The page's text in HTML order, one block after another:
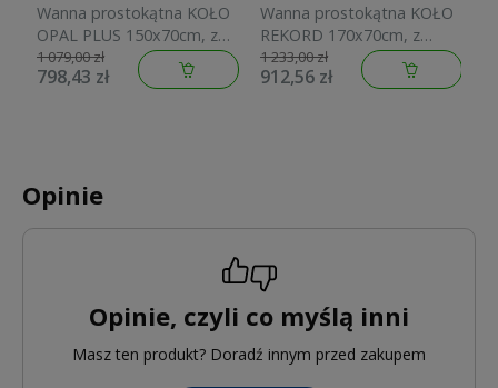
Wanna prostokątna KOŁO
OPAL PLUS 150x70cm, z
powłoką AntiSlide, biała
XWP1250101
1 079,00 zł
798,43 zł
Wanna prostokątna KOŁO
REKORD 170x70cm, z
powłoką AntiSlide, biała
XWP1670101
1 233,00 zł
912,56 zł
Opinie
Opinie, czyli co myślą inni
Masz ten produkt? Doradź innym przed zakupem